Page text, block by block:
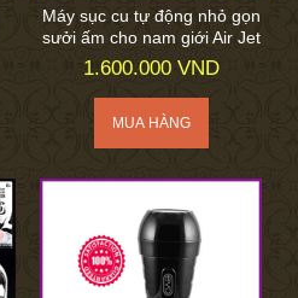
Máy sục cu tự động nhỏ gọn
sưởi ấm cho nam giới Air Jet
1.600.000 VND